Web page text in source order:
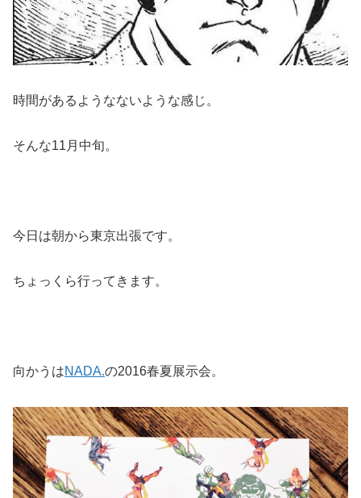
時間があるようなないような感じ。
そんな11月中旬。
今日は朝から東京出張です。
ちょっくら行ってきます。
向かうはNADA.の2016春夏展示会。